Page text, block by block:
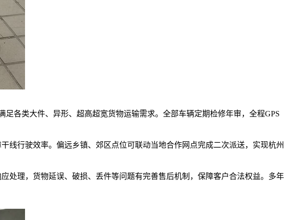
各类大件、异形、超高超宽货物运输需求。全部车辆定期检修年审，全程GPS
线行驶效率。偏远乡镇、郊区点位可联动当地合作网点完成二次派送，实现杭州
处理，货物延误、破损、丢件等问题有完善售后机制，保障客户合法权益。多年